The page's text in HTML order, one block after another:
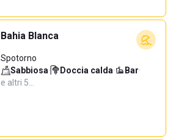
Bahia Blanca
Spotorno
Sabbiosa· Doccia calda· Bar·
e altri 5…